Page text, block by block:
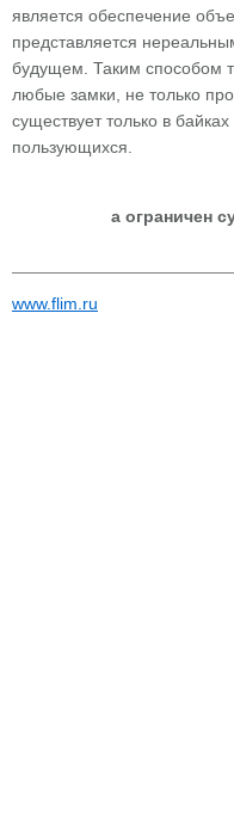
является обеспечение
представляется
будущем. Таким способом
любые замки, не только
существует только в
пользующихся.
а ограничен
www.flim.ru